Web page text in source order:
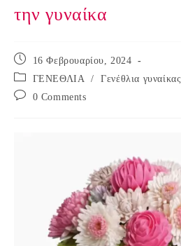
την γυναίκα
Post
published:
16 Φεβρουαρίου, 2024
Post
category:
ΓΕΝΕΘΛΙΑ / Γενέθλια γυναίκας
Post
0 Comments